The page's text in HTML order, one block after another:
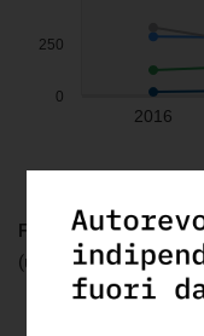
FONTE:openbilanci -
(ultimo